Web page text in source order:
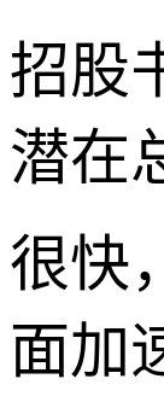
招股
潜在
很快
面加